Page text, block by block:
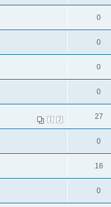
0
0
0
0
1 2 27
0
16
0